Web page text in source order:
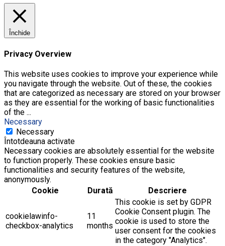
Închide
Privacy Overview
This website uses cookies to improve your experience while
you navigate through the website. Out of these, the cookies
that are categorized as necessary are stored on your browser
as they are essential for the working of basic functionalities
of the ...
Necessary
Necessary
Întotdeauna activate
Necessary cookies are absolutely essential for the website
to function properly. These cookies ensure basic
functionalities and security features of the website,
anonymously.
Cookie
Durată Descriere
cookielawinfo-
checkbox-analytics
11
months
This cookie is set by GDPR
Cookie Consent plugin. The
cookie is used to store the
user consent for the cookies
in the category "Analytics".